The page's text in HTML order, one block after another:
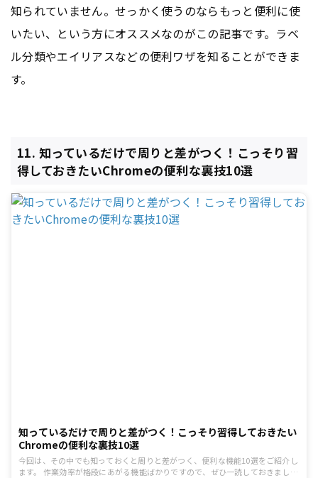
知られていません。せっかく使うのならもっと便利に使
いたい、という方にオススメなのがこの記事です。ラベ
ル分類やエイリアスなどの便利ワザを知ることができま
す。
11. 知っているだけで周りと差がつく！こっそり習
得しておきたいChromeの便利な裏技10選
知っているだけで周りと差がつく！こっそり習得しておきたい
Chromeの便利な裏技10選
今回は、その中でも知っておくと周りと差がつく、便利な機能10選をご紹介し
ます。 作業効率が格段にあがる機能ばかりですので、ぜひ一読しておきましょ